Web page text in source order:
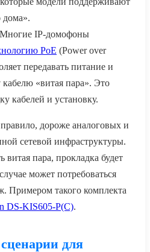
дома».
Многие IP-домофоны
PoE (Power over
передавать питание и
«витая пара». Это
кабелей и установку.
дороже аналоговых и
сетевой инфраструктуры.
витая пара, прокладка будет
может потребоваться
Примером такого комплекта
DS-KIS605-P(C).
для